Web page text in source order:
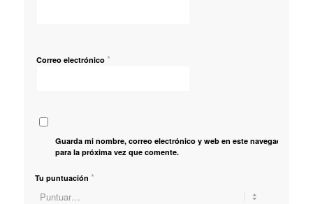
Correo electrónico *
Guarda mi nombre, correo electrónico y web en este navegador
para la próxima vez que comente.
Tu puntuación *